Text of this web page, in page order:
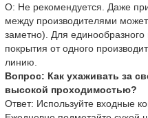
О: Не рекомендуется. Даже
между производителями
заметно). Для
покрытия от одного
линию.
Вопрос: Как ухаживать за
высокой проходимостью?
Ответ: Используйте входные